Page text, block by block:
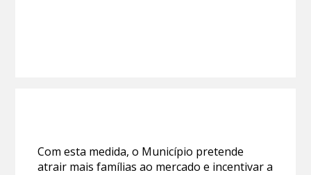
Com esta medida, o Município pretende
atrair mais famílias ao mercado e incentivar a